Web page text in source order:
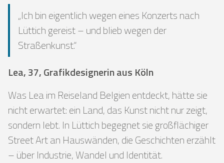
„Ich bin eigentlich wegen eines Konzerts nach
Lüttich gereist – und blieb wegen der
Straßenkunst.“
Lea, 37, Grafikdesignerin aus Köln
Was Lea im Reiseland Belgien entdeckt, hätte sie
nicht erwartet: ein Land, das Kunst nicht nur zeigt,
sondern lebt. In Lüttich begegnet sie großflächiger
Street Art an Hauswänden, die Geschichten erzählt
– über Industrie, Wandel und Identität.